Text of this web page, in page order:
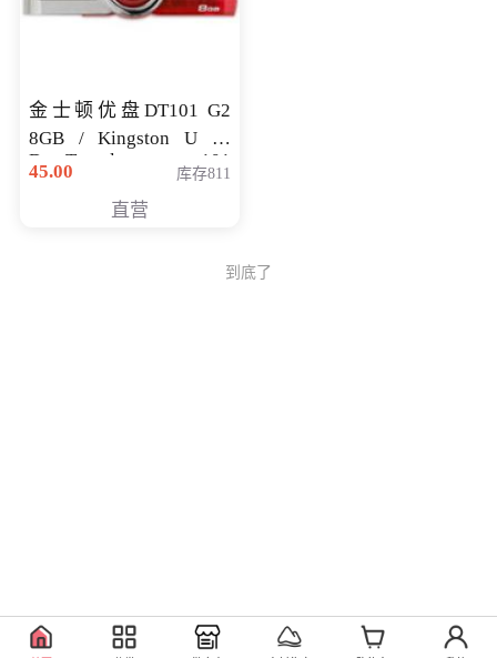
金士顿优盘DT101 G2
8GB / Kingston U 盘
DataTraveler 101
Generati
45.00 库存811
直营
到底了